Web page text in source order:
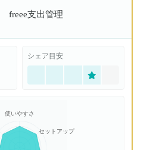
freee支出管理
シェア目安
使いやすさ
セットアップ